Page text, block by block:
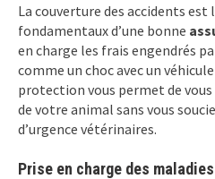
La couverture des accidents est
fondamentaux d’une bonne
en charge les frais engendrés
comme un choc avec un
protection vous permet de
de votre animal sans vous
d’urgence vétérinaires.
Prise en charge des maladies